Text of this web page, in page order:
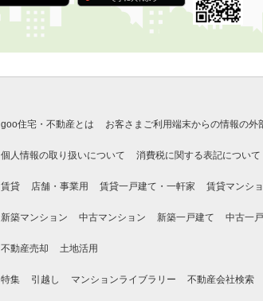
goo住宅・不動産とは お客さまご利用端末からの情報の外
個人情報の取り扱いについて 消費税に関する表記について
賃貸 店舗・事業用 賃貸一戸建て・一軒家 賃貸マンシ
新築マンション 中古マンション 新築一戸建て 中古一
不動産売却 土地活用
特集 引越し マンションライブラリー 不動産会社検索